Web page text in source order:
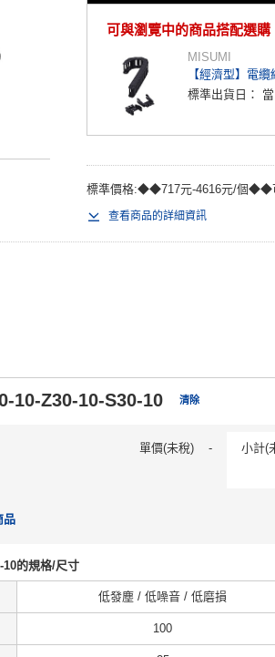
可與瀏覽中的商品搭配選購
MISUMI
【經濟型】電
標準出貨日：
標準價格:◆◆717元-4616元/個◆◆
查看商品的詳細資訊
10-Z30-10-S30-10 清除
單價(未稅) - 小計(
品
10的規格/尺寸
低發塵 / 低噪音 / 低磨損
100